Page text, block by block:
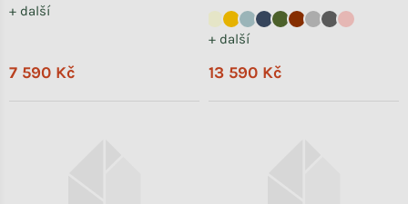
+ další
7 590 Kč
+ další
13 590 Kč